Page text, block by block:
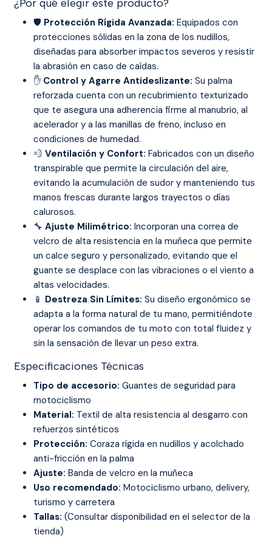
¿Por qué elegir este producto?
🛡️ Protección Rígida Avanzada: Equipados con
protecciones sólidas en la zona de los nudillos,
diseñadas para absorber impactos severos y resistir
la abrasión en caso de caídas.
✋ Control y Agarre Antideslizante: Su palma
reforzada cuenta con un recubrimiento texturizado
que te asegura una adherencia firme al manubrio, al
acelerador y a las manillas de freno, incluso en
condiciones de humedad.
💨 Ventilación y Confort: Fabricados con un diseño
transpirable que permite la circulación del aire,
evitando la acumulación de sudor y manteniendo tus
manos frescas durante largos trayectos o días
calurosos.
🔧 Ajuste Milimétrico: Incorporan una correa de
velcro de alta resistencia en la muñeca que permite
un calce seguro y personalizado, evitando que el
guante se desplace con las vibraciones o el viento a
altas velocidades.
📱 Destreza Sin Límites: Su diseño ergonómico se
adapta a la forma natural de tu mano, permitiéndote
operar los comandos de tu moto con total fluidez y
sin la sensación de llevar un peso extra.
Especificaciones Técnicas
Tipo de accesorio: Guantes de seguridad para
motociclismo
Material: Textil de alta resistencia al desgarro con
refuerzos sintéticos
Protección: Coraza rígida en nudillos y acolchado
anti-fricción en la palma
Ajuste: Banda de velcro en la muñeca
Uso recomendado: Motociclismo urbano, delivery,
turismo y carretera
Tallas: (Consultar disponibilidad en el selector de la
tienda)